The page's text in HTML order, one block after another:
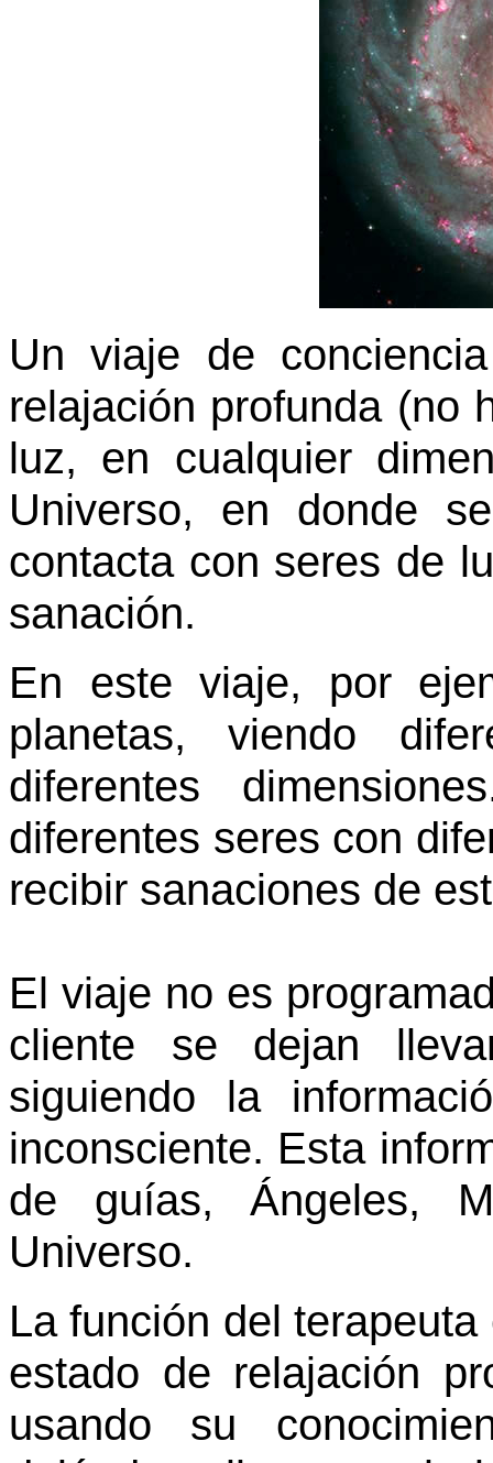
Un viaje de
relajación profunda (no
luz, en cualquier
Universo, en donde
contacta con seres de
sanación.
En este viaje, por
planetas, viendo
diferentes
diferentes seres con
recibir sanaciones de
El viaje no es
cliente se dejan
siguiendo la
inconsciente. Esta
de guías, Ángeles,
Universo.
La función del
estado de relajación
usando su